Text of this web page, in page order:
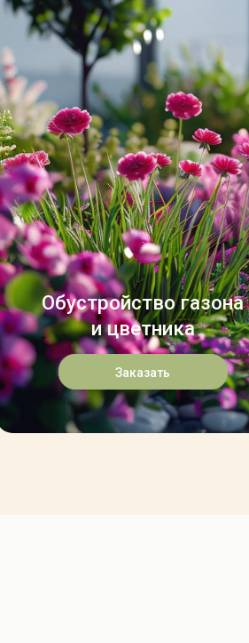
Обустройство газона
и цветника
Заказать